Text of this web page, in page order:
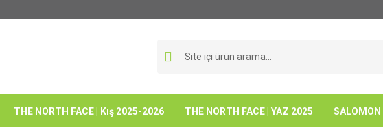
THE NORTH FACE | Kış 2025-2026 THE NORTH FACE | YAZ 2025 SALOMON